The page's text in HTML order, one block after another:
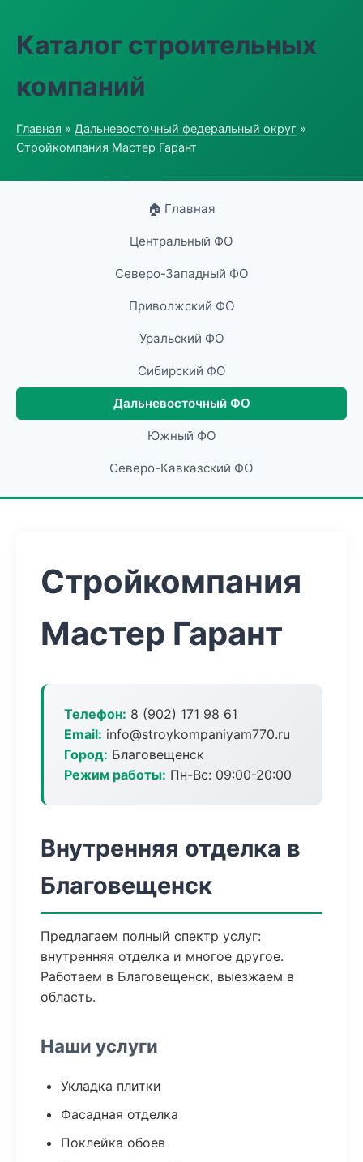
Каталог строительных
компаний
Главная » Дальневосточный федеральный округ »
Стройкомпания Мастер Гарант
🏠 Главная
Центральный ФО
Северо-Западный ФО
Приволжский ФО
Уральский ФО
Сибирский ФО
Дальневосточный ФО
Южный ФО
Северо-Кавказский ФО
Стройкомпания
Мастер Гарант
Телефон: 8 (902) 171 98 61
Email: info@stroykompaniyam770.ru
Город: Благовещенск
Режим работы: Пн-Вс: 09:00-20:00
Внутренняя отделка в
Благовещенск
Предлагаем полный спектр услуг:
внутренняя отделка и многое другое.
Работаем в Благовещенск, выезжаем в
область.
Наши услуги
Укладка плитки
Фасадная отделка
Поклейка обоев